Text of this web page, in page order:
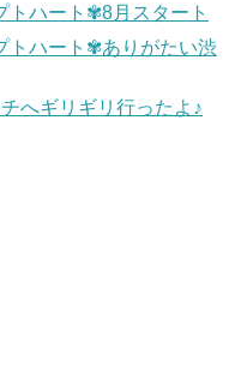
トハート✾8月スタート
トハート✾ありがたい渋
へギリギリ行ったよ♪